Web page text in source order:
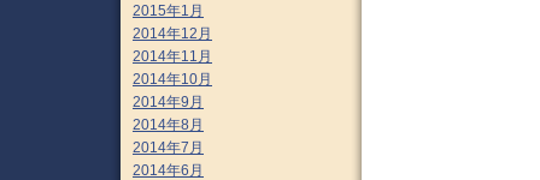
2015年1月
2014年12月
2014年11月
2014年10月
2014年9月
2014年8月
2014年7月
2014年6月